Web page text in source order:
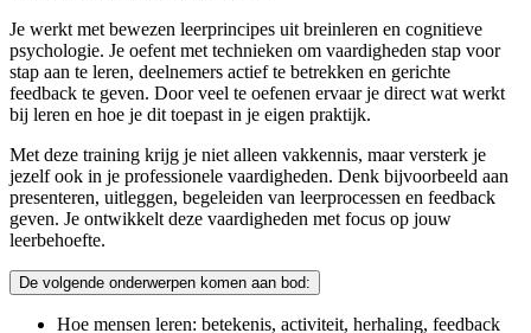
Je werkt met bewezen leerprincipes uit breinleren en cognitieve
psychologie. Je oefent met technieken om vaardigheden stap voor
stap aan te leren, deelnemers actief te betrekken en gerichte
feedback te geven. Door veel te oefenen ervaar je direct wat werkt
bij leren en hoe je dit toepast in je eigen praktijk.
Met deze training krijg je niet alleen vakkennis, maar versterk je
jezelf ook in je professionele vaardigheden. Denk bijvoorbeeld aan
presenteren, uitleggen, begeleiden van leerprocessen en feedback
geven. Je ontwikkelt deze vaardigheden met focus op jouw
leerbehoefte.
De volgende onderwerpen komen aan bod:
Hoe mensen leren: betekenis, activiteit, herhaling, feedback